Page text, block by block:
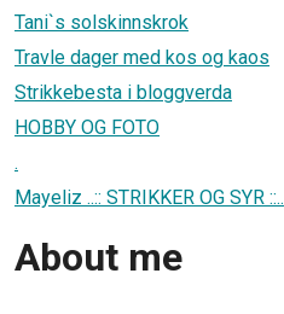
Tani`s solskinnskrok
Travle dager med kos og kaos
Strikkebesta i bloggverda
HOBBY OG FOTO
.
Mayeliz ..:: STRIKKER OG SYR ::..
About me